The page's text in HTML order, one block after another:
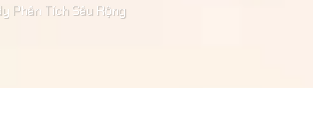
Phân Tích Sâu Rộng